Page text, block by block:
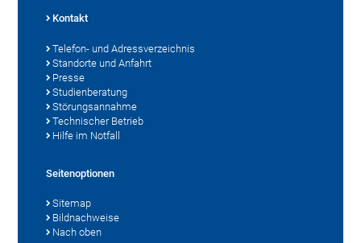
Kontakt
Telefon- und Adressverzeichnis
Standorte und Anfahrt
Presse
Studienberatung
Störungsannahme
Technischer Betrieb
Hilfe im Notfall
Seitenoptionen
Sitemap
Bildnachweise
Nach oben